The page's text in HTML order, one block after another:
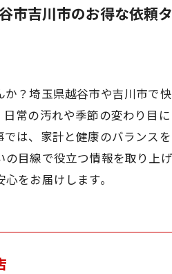
市吉川市のお得な依頼
？埼玉県越谷市や吉川市で
常の汚れや季節の変わり目
は、家計と健康のバランス
目線で役立つ情報を取り上
をお届けします。